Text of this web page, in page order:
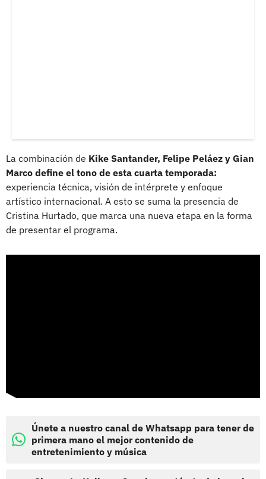
La combinación de Kike Santander, Felipe Peláez y Gian
Marco define el tono de esta cuarta temporada:
experiencia técnica, visión de intérprete y enfoque
artístico internacional. A esto se suma la presencia de
Cristina Hurtado, que marca una nueva etapa en la forma
de presentar el programa.
Únete a nuestro canal de Whatsapp para tener de
primera mano el mejor contenido de
entretenimiento y música